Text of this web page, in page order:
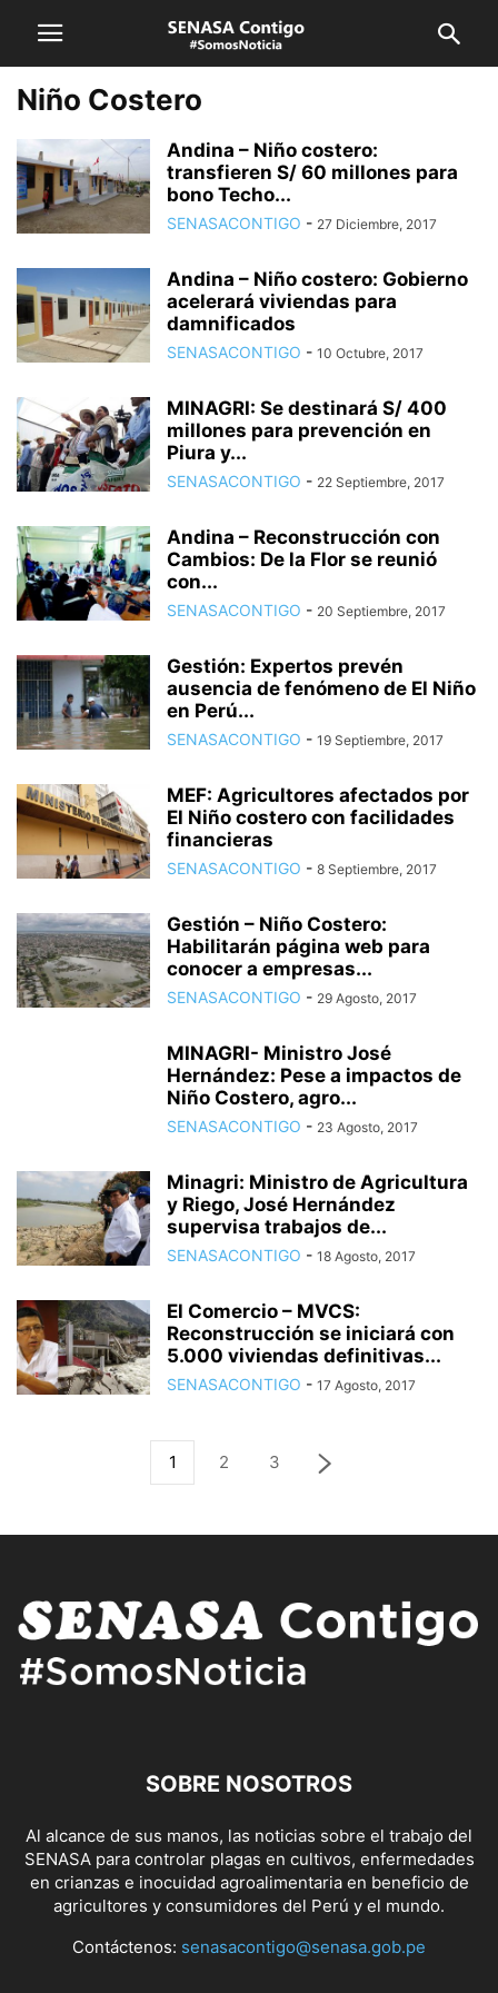
Niño Costero
Andina – Niño costero:
transfieren S/ 60 millones para
bono Techo...
SENASACONTIGO - 27 Diciembre, 2017
Andina – Niño costero: Gobierno
acelerará viviendas para
damnificados
SENASACONTIGO - 10 Octubre, 2017
MINAGRI: Se destinará S/ 400
millones para prevención en
Piura y...
SENASACONTIGO - 22 Septiembre, 2017
Andina – Reconstrucción con
Cambios: De la Flor se reunió
con...
SENASACONTIGO - 20 Septiembre, 2017
Gestión: Expertos prevén
ausencia de fenómeno de El Niño
en Perú...
SENASACONTIGO - 19 Septiembre, 2017
MEF: Agricultores afectados por
El Niño costero con facilidades
financieras
SENASACONTIGO - 8 Septiembre, 2017
Gestión – Niño Costero:
Habilitarán página web para
conocer a empresas...
SENASACONTIGO - 29 Agosto, 2017
MINAGRI- Ministro José
Hernández: Pese a impactos de
Niño Costero, agro...
SENASACONTIGO - 23 Agosto, 2017
Minagri: Ministro de Agricultura
y Riego, José Hernández
supervisa trabajos de...
SENASACONTIGO - 18 Agosto, 2017
El Comercio – MVCS:
Reconstrucción se iniciará con
5.000 viviendas definitivas...
SENASACONTIGO - 17 Agosto, 2017
1 2 3
SOBRE NOSOTROS
Al alcance de sus manos, las noticias sobre el trabajo del
SENASA para controlar plagas en cultivos, enfermedades
en crianzas e inocuidad agroalimentaria en beneficio de
agricultores y consumidores del Perú y el mundo.
Contáctenos: senasacontigo@senasa.gob.pe